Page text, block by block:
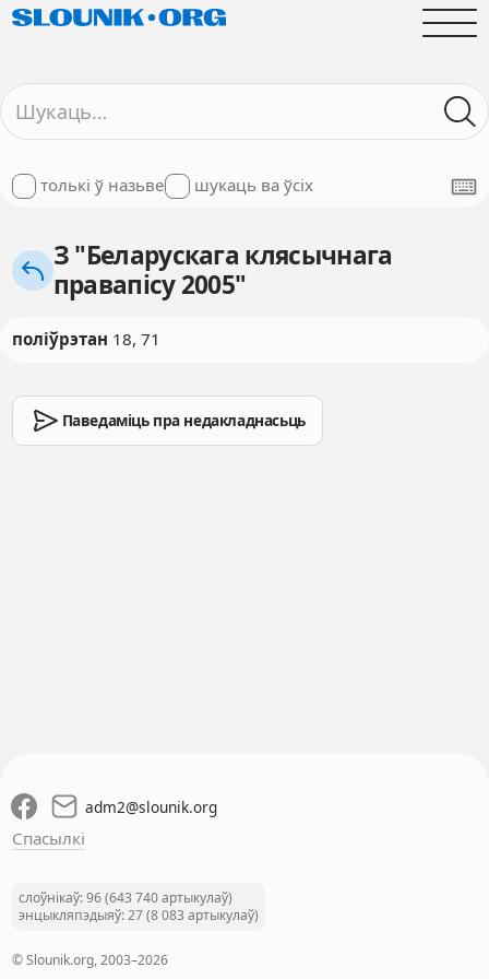
толькі ў назьве шукаць ва ўсіх
З "Беларускага клясычнага
правапісу 2005"
поліўрэтан 18, 71
Паведаміць пра недакладнасьць
adm2@slounik.org
Спасылкі
слоўнікаў: 96 (643 740 артыкулаў)
энцыкляпэдыяў: 27 (8 083 артыкулаў)
© Slounik.org, 2003–2026